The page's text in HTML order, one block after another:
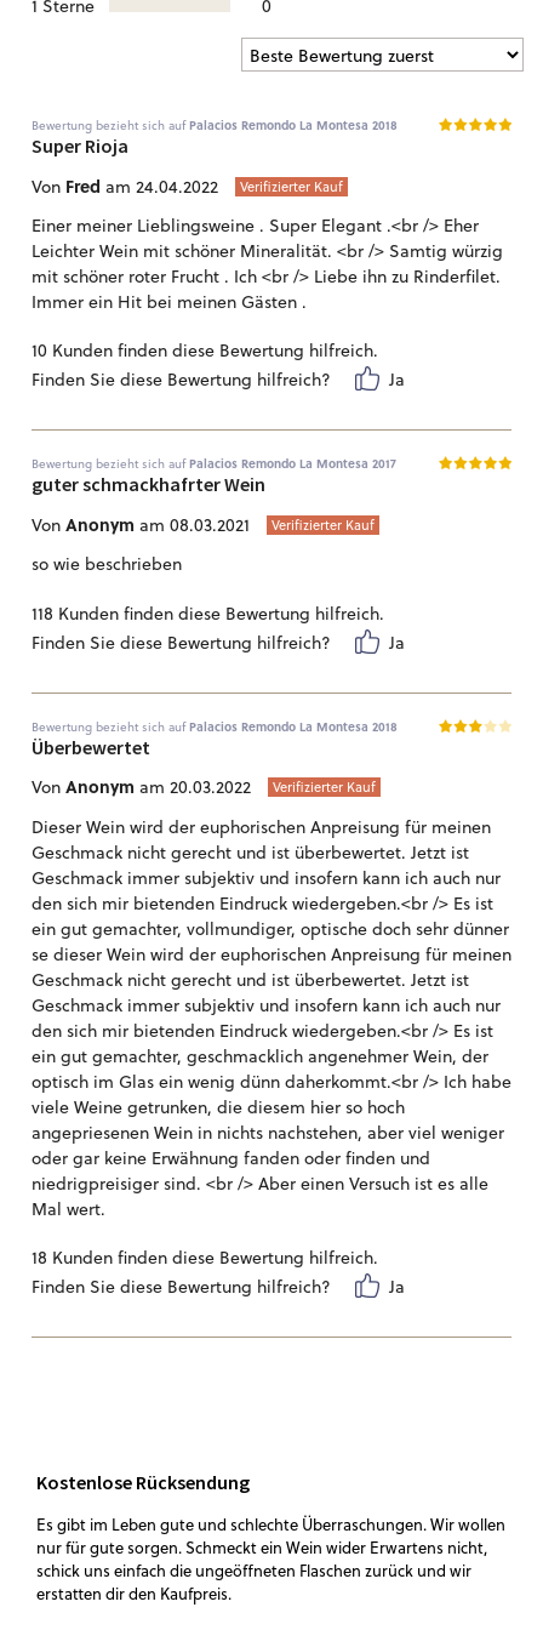
1 Sterne
0
Bewertung bezieht sich aufPalacios Remondo La Montesa 2018
Super Rioja
Von Fred am 24.04.2022 Verifizierter Kauf
Einer meiner Lieblingsweine . Super Elegant .<br /> Eher
Leichter Wein mit schöner Mineralität. <br /> Samtig würzig
mit schöner roter Frucht . Ich <br /> Liebe ihn zu Rinderfilet.
Immer ein Hit bei meinen Gästen .
10 Kunden finden diese Bewertung hilfreich.
Finden Sie diese Bewertung hilfreich?
Ja
Bewertung bezieht sich aufPalacios Remondo La Montesa 2017
guter schmackhafrter Wein
Von Anonym am 08.03.2021 Verifizierter Kauf
so wie beschrieben
118 Kunden finden diese Bewertung hilfreich.
Finden Sie diese Bewertung hilfreich?
Ja
Bewertung bezieht sich aufPalacios Remondo La Montesa 2018
Überbewertet
Von Anonym am 20.03.2022 Verifizierter Kauf
Dieser Wein wird der euphorischen Anpreisung für meinen
Geschmack nicht gerecht und ist überbewertet. Jetzt ist
Geschmack immer subjektiv und insofern kann ich auch nur
den sich mir bietenden Eindruck wiedergeben.<br /> Es ist
ein gut gemachter, vollmundiger, optische doch sehr dünner
se dieser Wein wird der euphorischen Anpreisung für meinen
Geschmack nicht gerecht und ist überbewertet. Jetzt ist
Geschmack immer subjektiv und insofern kann ich auch nur
den sich mir bietenden Eindruck wiedergeben.<br /> Es ist
ein gut gemachter, geschmacklich angenehmer Wein, der
optisch im Glas ein wenig dünn daherkommt.<br /> Ich habe
viele Weine getrunken, die diesem hier so hoch
angepriesenen Wein in nichts nachstehen, aber viel weniger
oder gar keine Erwähnung fanden oder finden und
niedrigpreisiger sind. <br /> Aber einen Versuch ist es alle
Mal wert.
18 Kunden finden diese Bewertung hilfreich.
Finden Sie diese Bewertung hilfreich?
Ja
Kostenlose Rücksendung
Es gibt im Leben gute und schlechte Überraschungen. Wir wollen
nur für gute sorgen. Schmeckt ein Wein wider Erwartens nicht,
schick uns einfach die ungeöffneten Flaschen zurück und wir
erstatten dir den Kaufpreis.